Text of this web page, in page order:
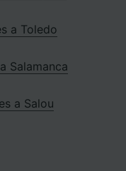
a Toledo
Salamanca
a Salou